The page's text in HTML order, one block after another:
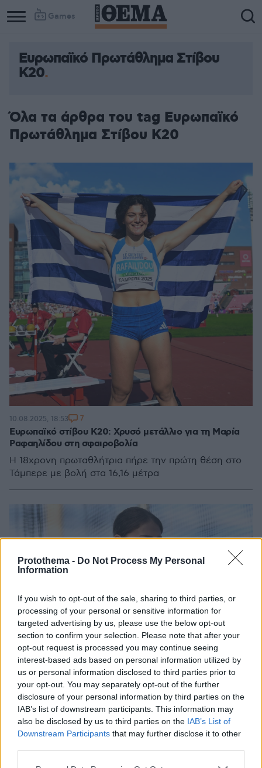
Protothema - Do Not Process My Personal
Information
If you wish to opt-out of the sale, sharing to third parties, or
processing of your personal or sensitive information for
targeted advertising by us, please use the below opt-out
section to confirm your selection. Please note that after your
opt-out request is processed you may continue seeing
interest-based ads based on personal information utilized by
us or personal information disclosed to third parties prior to
your opt-out. You may separately opt-out of the further
disclosure of your personal information by third parties on the
IAB’s list of downstream participants. This information may
also be disclosed by us to third parties on the IAB’s List of
Downstream Participants that may further disclose it to other
Games
Ευρωπαϊκό Πρωτάθλημα Στίβου
Κ20
Όλα τα άρθρα του tag Ευρωπαϊκό
Πρωτάθλημα Στίβου Κ20
Ευρωπαϊκό στίβου Κ20: Χρυσό μετάλλιο για τη Μαρία
Ραφαηλίδου στη σφαιροβολία
Η 18χρονη πρωταθλήτρια πήρε την πρώτη θέση στο
Τάμπερε με βολή στα 16,16 μέτρα
10.08.2025, 18:53 7